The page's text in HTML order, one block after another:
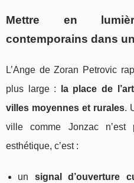
Mettre en
contemporains dans
L’Ange de Zoran Petrovic
plus large :
la place de
villes moyennes et rurales.
ville comme Jonzac
esthétique, c’est :
un signal d’ouverture